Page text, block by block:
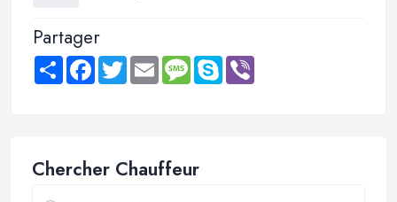
Partager
Share FacebookTwitter Email MessageSkype
Chercher Chauffeur